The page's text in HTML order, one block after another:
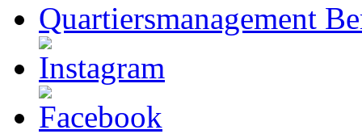
Quartiersmanagement